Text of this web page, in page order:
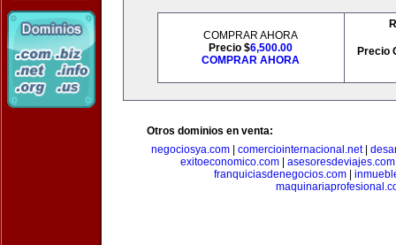
COMPRAR AHORA
Precio $6,500.00
COMPRAR AHORA
Precio
Otros dominios en venta:
negociosya.com
comerciointernacional.net|
exitoeconomico.com| asesoresdeviajes.com
franquiciasdenegocios.com|